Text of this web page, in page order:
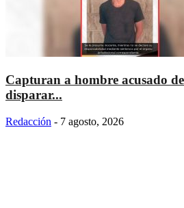
Capturan a hombre acusado
disparar...
Redacción - 7 agosto, 2026